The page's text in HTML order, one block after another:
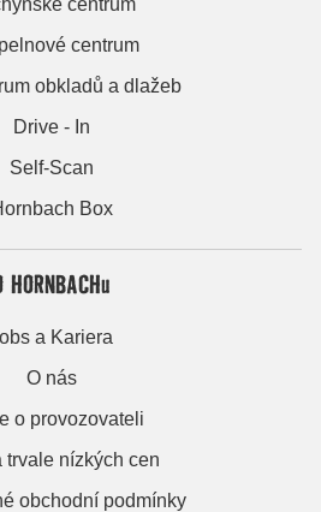
centrum
obkladů a dlažeb
Drive - In
Self-Scan
Box
HORNBACHu
a Kariera
O nás
o provozovateli
trvale nízkých cen
obchodní podmínky